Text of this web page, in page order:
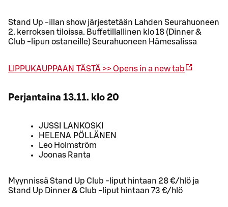
Stand Up -illan show järjestetään Lahden Seurahuoneen
2. kerroksen tiloissa. Buffetillallinen klo 18 (Dinner &
Club -lipun ostaneille) Seurahuoneen Hämesalissa
LIPPUKAUPPAAN TÄSTÄ >>Opens in a new tab
Perjantaina 13.11. klo 20
JUSSI LANKOSKI
HELENA PÖLLÄNEN
Leo Holmström
Joonas Ranta
Myynnissä Stand Up Club -liput hintaan 28 €/hlö ja
Stand Up Dinner & Club -liput hintaan 73 €/hlö